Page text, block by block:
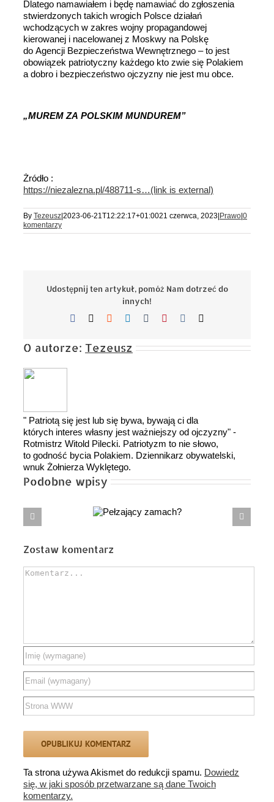
Dlatego namawiałem i będę namawiać do zgłoszenia
stwierdzonych takich wrogich Polsce działań
wchodzących w zakres wojny propagandowej
kierowanej i nacelowanej z Moskwy na Polskę
do Agencji Bezpieczeństwa Wewnętrznego – to jest
obowiązek patriotyczny każdego kto zwie się Polakiem
a dobro i bezpieczeństwo ojczyzny nie jest mu obce.
„MUREM ZA POLSKIM MUNDUREM”
Żródło :
https://niezalezna.pl/488711-s…(link is external)
By Tezeusz|2023-06-21T12:22:17+01:0021 czerwca, 2023|Prawo|0
komentarzy
Udostępnij ten artykuł, pomóż Nam dotrzeć do
innych!
Facebook Reddit LinkedIn
TumblrPinterest
O autorze: Tezeusz
" Patriotą się jest lub się bywa, bywają ci dla
których interes własny jest ważniejszy od ojczyzny" -
Rotmistrz Witold Pilecki. Patriotyzm to nie słowo,
to godność bycia Polakiem. Dziennikarz obywatelski,
wnuk Żołnierza Wyklętego.
Podobne wpisy
Pełzający
Komornika Rykalskiego kłopoty
Zostaw komentarz
Comment
Ta strona używa Akismet do redukcji spamu. Dowiedz
się, w jaki sposób przetwarzane są dane Twoich
komentarzy.